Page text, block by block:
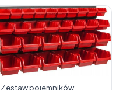
Zestaw pojemników